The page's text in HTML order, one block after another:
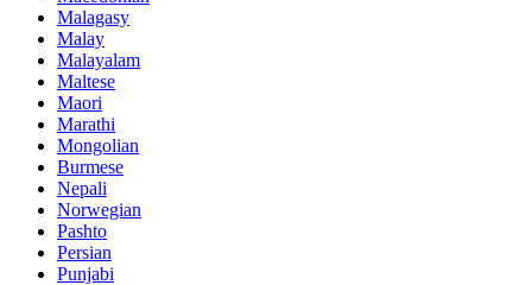
Malagasy
Malay
Malayalam
Maltese
Maori
Marathi
Mongolian
Burmese
Nepali
Norwegian
Pashto
Persian
Punjabi